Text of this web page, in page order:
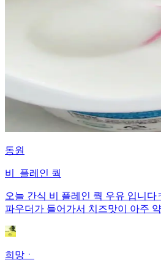
동원
비_플레인 쿽
오늘 간식 비 플레인 쿽 우유 입니
파우더가 들어가서 치즈맛이 아주
희망ㆍ